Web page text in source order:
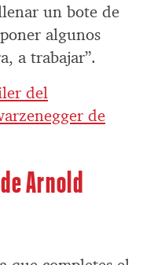
un bote de
algunos
a trabajar”.
del
de
Arnold